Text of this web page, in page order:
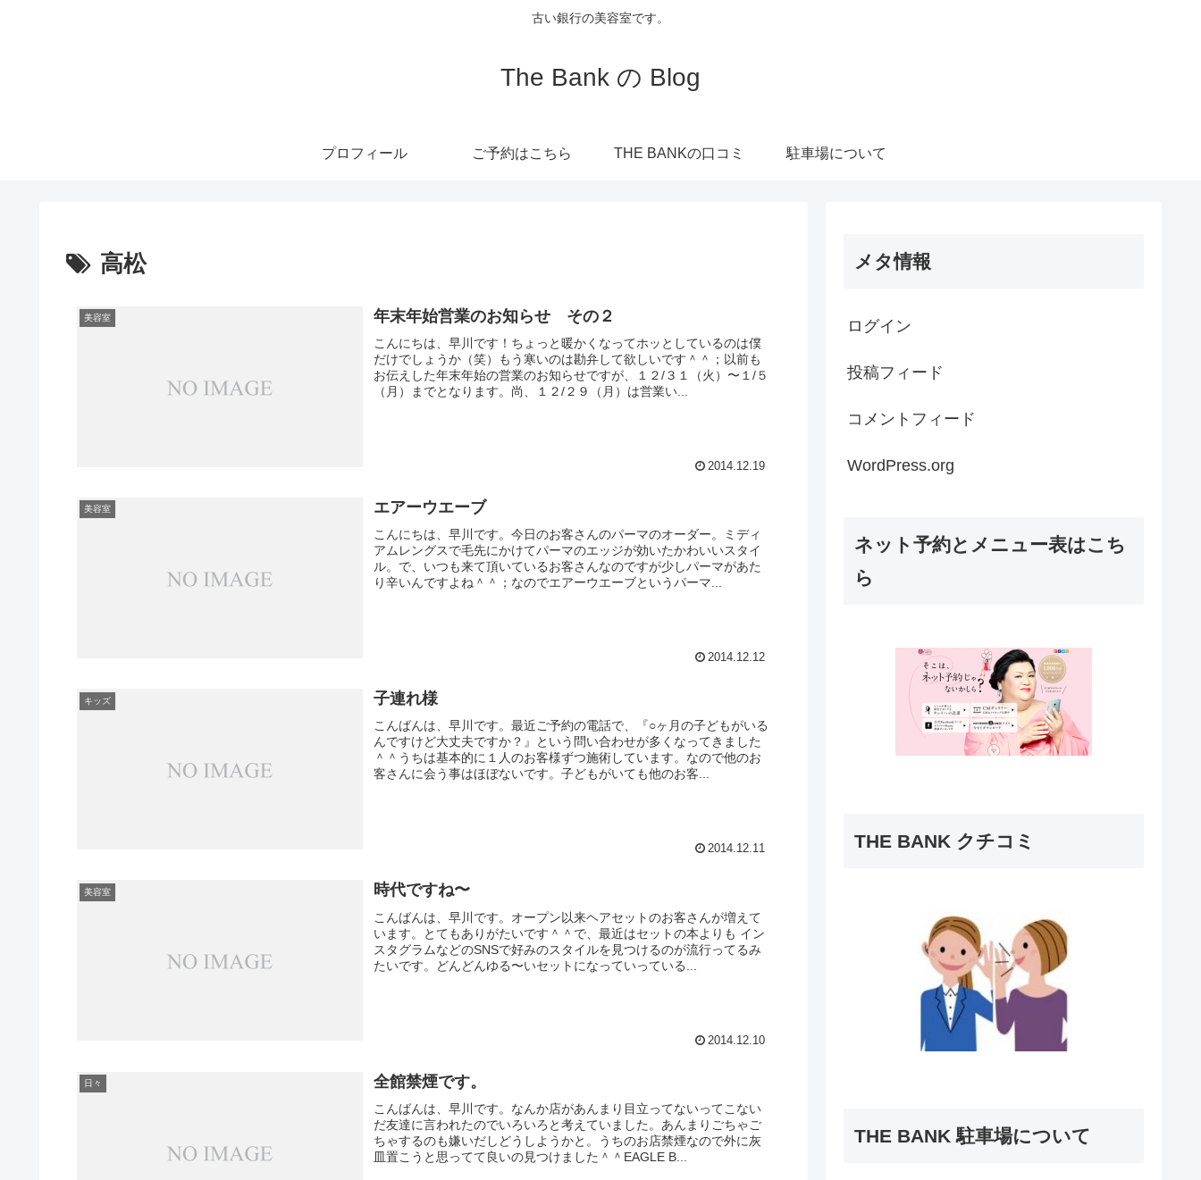
古い銀行の美容室です。
The Bank の Blog
プロフィール ご予約はこちら THE BANKの口コミ 駐車場について
高松
美容室 年末年始営業のお知らせ その２
こんにちは、早川です！ちょっと暖かくなってホッとしているのは僕
だけでしょうか（笑）もう寒いのは勘弁して欲しいです＾＾；以前も
お伝えした年末年始の営業のお知らせですが、１２/３１（火）〜１/５
（月）までとなります。尚、１２/２９（月）は営業い...
2014.12.19
美容室 エアーウエーブ
こんにちは、早川です。今日のお客さんのパーマのオーダー。ミディ
アムレングスで毛先にかけてパーマのエッジが効いたかわいいスタイ
ル。で、いつも来て頂いているお客さんなのですが少しパーマがあた
り辛いんですよね＾＾；なのでエアーウエーブというパーマ...
2014.12.12
キッズ 子連れ様
こんばんは、早川です。最近ご予約の電話で、『○ヶ月の子どもがいる
んですけど大丈夫ですか？』という問い合わせが多くなってきました
＾＾うちは基本的に１人のお客様ずつ施術しています。なので他のお
客さんに会う事はほぼないです。子どもがいても他のお客...
2014.12.11
美容室 時代ですね〜
こんばんは、早川です。オープン以来ヘアセットのお客さんが増えて
います。とてもありがたいです＾＾で、最近はセットの本よりも イン
スタグラムなどのSNSで好みのスタイルを見つけるのが流行ってるみ
たいです。どんどんゆる〜いセットになっていっている...
2014.12.10
日々 全館禁煙です。
こんばんは、早川です。なんか店があんまり目立ってないってこない
だ友達に言われたのでいろいろと考えていました。あんまりごちゃご
ちゃするのも嫌いだしどうしようかと。うちのお店禁煙なので外に灰
皿置こうと思ってて良いの見つけました＾＾EAGLE B...
メタ情報
ログイン
投稿フィード
コメントフィード
WordPress.org
ネット予約とメニュー表はこち
ら
THE BANK クチコミ
THE BANK 駐車場について